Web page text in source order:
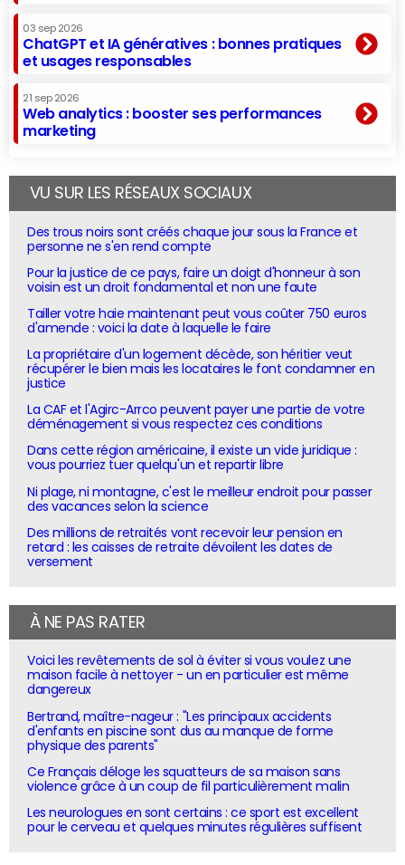
03 sep 2026
ChatGPT et IA génératives : bonnes pratiques
et usages responsables
21 sep 2026
Web analytics : booster ses performances
marketing
VU SUR LES RÉSEAUX SOCIAUX
Des trous noirs sont créés chaque jour sous la France et
personne ne s'en rend compte
Pour la justice de ce pays, faire un doigt d'honneur à son
voisin est un droit fondamental et non une faute
Tailler votre haie maintenant peut vous coûter 750 euros
d'amende : voici la date à laquelle le faire
La propriétaire d'un logement décède, son héritier veut
récupérer le bien mais les locataires le font condamner en
justice
La CAF et l'Agirc-Arrco peuvent payer une partie de votre
déménagement si vous respectez ces conditions
Dans cette région américaine, il existe un vide juridique :
vous pourriez tuer quelqu'un et repartir libre
Ni plage, ni montagne, c'est le meilleur endroit pour passer
des vacances selon la science
Des millions de retraités vont recevoir leur pension en
retard : les caisses de retraite dévoilent les dates de
versement
À NE PAS RATER
Voici les revêtements de sol à éviter si vous voulez une
maison facile à nettoyer - un en particulier est même
dangereux
Bertrand, maître-nageur : "Les principaux accidents
d'enfants en piscine sont dus au manque de forme
physique des parents"
Ce Français déloge les squatteurs de sa maison sans
violence grâce à un coup de fil particulièrement malin
Les neurologues en sont certains : ce sport est excellent
pour le cerveau et quelques minutes régulières suffisent